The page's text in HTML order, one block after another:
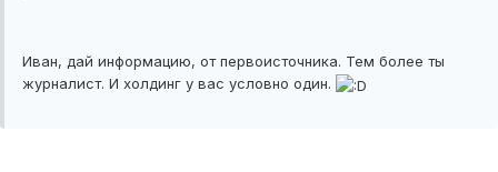
Иван, дай информацию, от первоисточника. Тем более ты
журналист. И холдинг у вас условно один.